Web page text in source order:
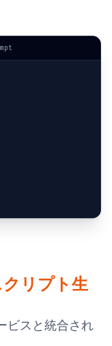
リプト生
ビスと統合され